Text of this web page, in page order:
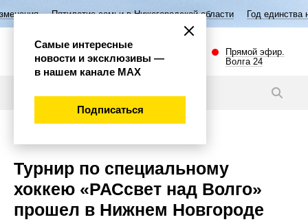
семьи в Нижегородской области Год единства народов России
Прямой эфир.
Волга 24
Турнир по специальному
хоккею «РАСсвет над Волго»
прошел в Нижнем Новгороде
Самые интересные
новости и эксклюзивы —
в нашем канале МАХ
Подписаться